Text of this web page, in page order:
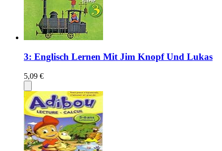
3: Englisch Lernen Mit Jim Knopf Und Lukas
5,09 €